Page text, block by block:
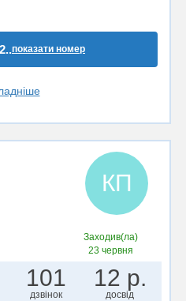
показати номер
КП
Заходив(ла)
23 червня
101
дзвінок
12 р.
досвід